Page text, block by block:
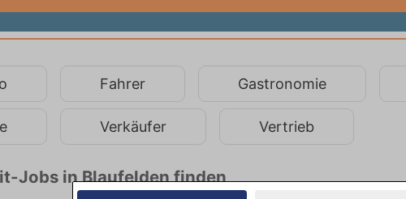
Fahrer Gastronomie
Verkäufer Vertrieb
Jobs in Blaufelden finden